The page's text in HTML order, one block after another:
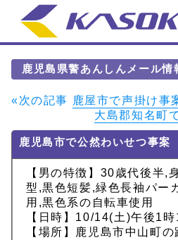
鹿児島県警あんしんメール情
«次の記事 鹿屋市で声掛け事
大島郡知名町
鹿児島市で公然わいせつ事案
【男の特徴】30歳代後半,
型,黒色短髪,緑色長袖パー
用,黒色系の自転車使用
【日時】10/14(土)午後1
【場所】鹿児島市中山町の